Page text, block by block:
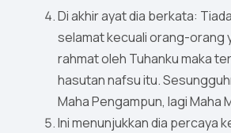
Di akhir ayat dia berkata:
selamat kecuali orang-orang
rahmat oleh Tuhanku maka
hasutan nafsu itu.
Maha Pengampun, lagi Maha
Ini menunjukkan dia percaya